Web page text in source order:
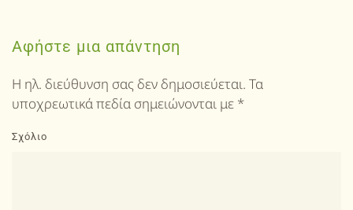
Αφήστε μια απάντηση
Η ηλ. διεύθυνση σας δεν δημοσιεύεται. Τα
υποχρεωτικά πεδία σημειώνονται με *
Σχόλιο